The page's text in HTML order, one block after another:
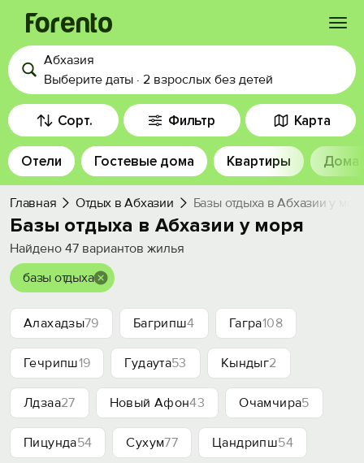
Войти
Избранное
История просмотра
Добавить свой объект
Абхазия
Выберите даты · 2 взрослых без детей
Сорт. Фильтр Карта
Отели Гостевые дома Квартиры Дома
Главная Отдых в Абхазии Базы отдыха в Абхазии у
Базы отдыха в Абхазии у моря
Найдено 47 вариантов жилья
базы отдыха
Алахадзы79 Багрипш4 Гагра108
Гечрипш19 Гудаута53 Кындыг2
Лдзаа27 Новый Афон43 Очамчира5
Пицунда54 Сухум77 Цандрипш54